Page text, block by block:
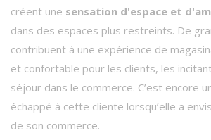
créent une sensation d'espace et
dans des espaces plus restreints. De
contribuent à une expérience de
et confortable pour les clients, les
séjour dans le commerce. C’est encore
échappé à cette cliente lorsqu’elle a
de son commerce.